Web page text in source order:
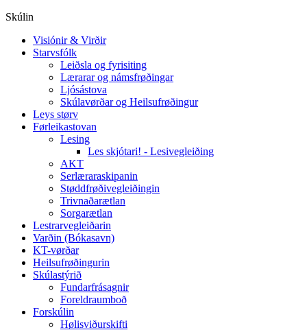
Skúlin
Visiónir & Virðir
Starvsfólk
Leiðsla og fyrisiting
Lærarar og námsfrøðingar
Ljósástova
Skúlavørðar og Heilsufrøðingur
Leys størv
Førleikastovan
Lesing
Les skjótari! - Lesivegleiðing
AKT
Serlæraraskipanin
Støddfrøðivegleiðingin
Trivnaðarætlan
Sorgarætlan
Lestrarvegleiðarin
Varðin (Bókasavn)
KT-vørðar
Heilsufrøðingurin
Skúlastýrið
Fundarfrásagnir
Foreldraumboð
Forskúlin
Hølisviðurskifti